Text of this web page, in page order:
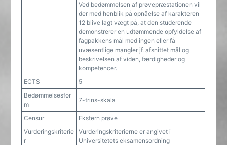
Ved bedømmelsen af prøvepræstationen vil
der med henblik på opnåelse af karakteren
12 blive lagt vægt på, at den studerende
demonstrerer en udtømmende opfyldelse af
fagpakkens mål med ingen eller få
uvæsentlige mangler jf. afsnittet mål og
beskrivelsen af viden, færdigheder og
kompetencer.
ECTS
5
Bedømmelsesfor
m
7-trins-skala
Censur
Ekstern prøve
Vurderingskriterie
r
Vurderingskriterierne er angivet i
Universitetets eksamensordning